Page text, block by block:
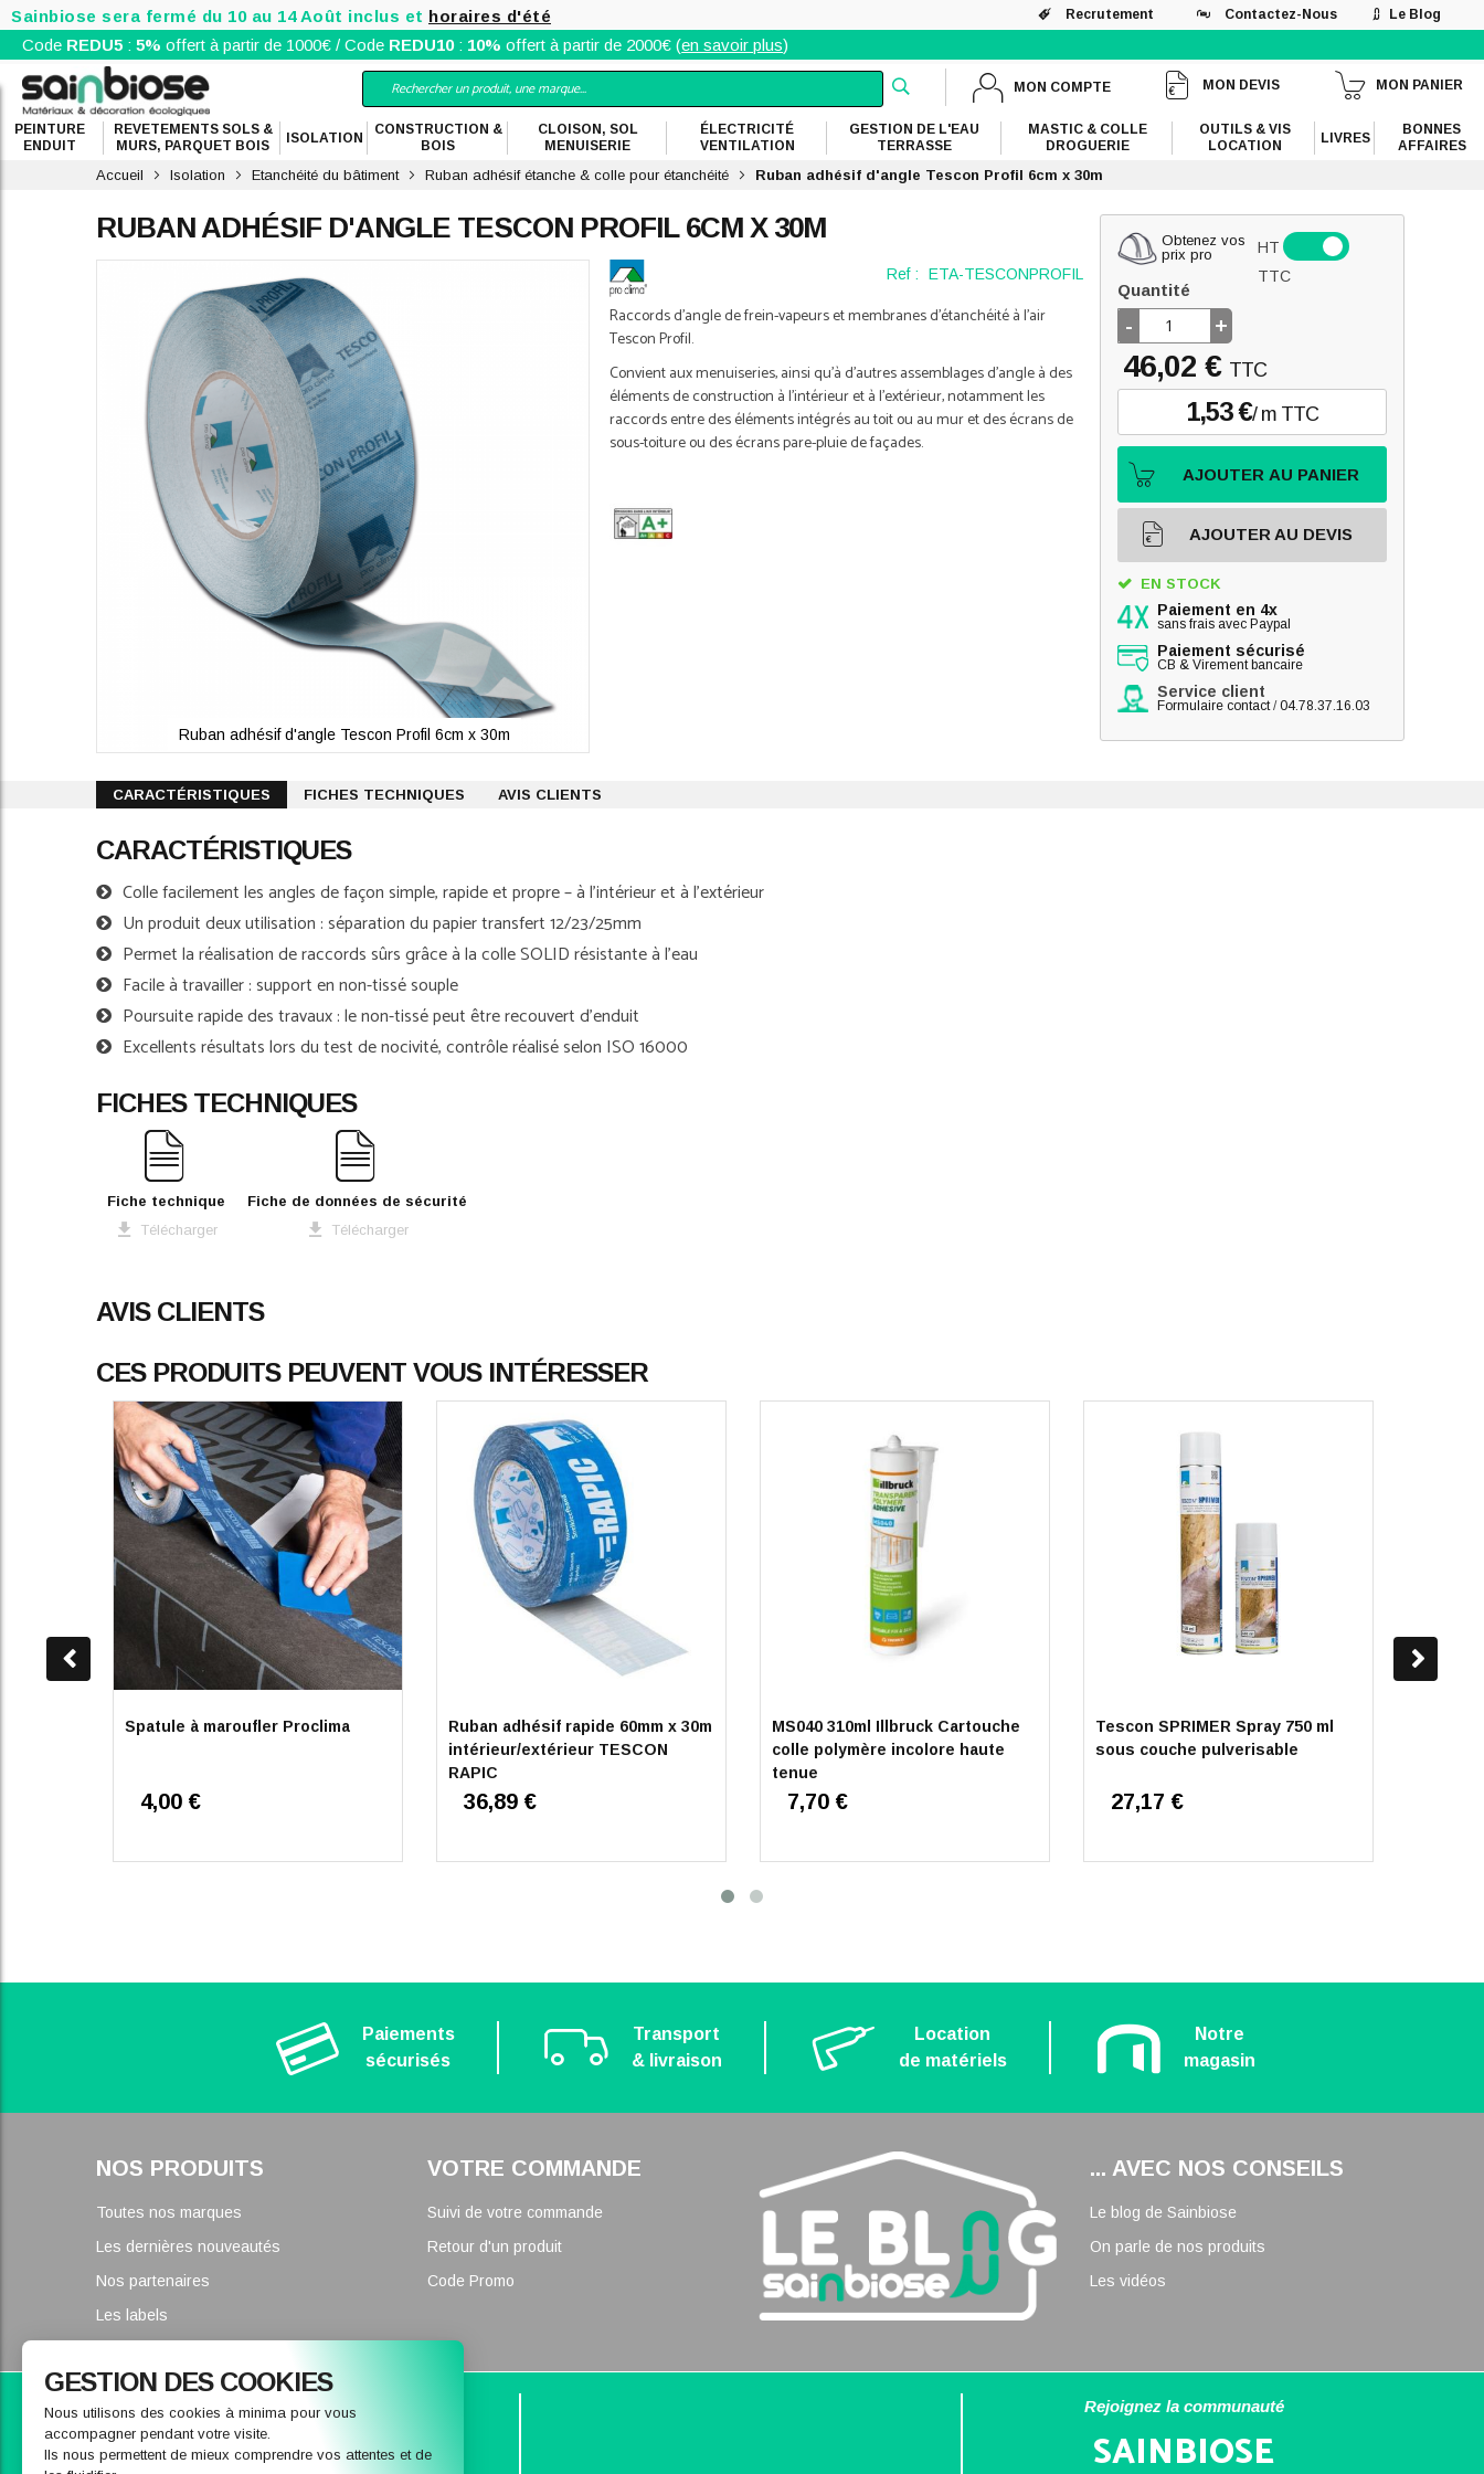
Sainbiose sera fermé du 10 au 14 Août inclus et horaires d'été Recrutement Contactez-Nous Le Blog
Code REDU5 :5% offert à partir de 1000€ / Code REDU10: 10% offert à partir de 2000€ (en savoir plus)
MON COMPTE MON DEVIS MON PANIER
PEINTURE
ENDUIT
REVETEMENTS SOLS &
MURS, PARQUET BOIS
ISOLATION
CONSTRUCTION &
BOIS
CLOISON, SOL
MENUISERIE
ÉLECTRICITÉ
VENTILATION
GESTION DE L'EAU
TERRASSE
MASTIC & COLLE
DROGUERIE
OUTILS & VIS
LOCATION
LIVRES
BONNES
AFFAIRES
Accueil Isolation Etanchéité du bâtiment Ruban adhésif étanche & colle pour étanchéité Ruban adhésif d'angle Tescon Profil 6cm x 30m
RUBAN ADHÉSIF D'ANGLE TESCON PROFIL 6CM X 30M
Ref : ETA-TESCONPROFIL
Raccords d'angle de frein-vapeurs et membranes d'étanchéité à l'air
Tescon Profil.
Convient aux menuiseries, ainsi qu'à d'autres assemblages d'angle à des
éléments de construction à l'intérieur et à l'extérieur, notamment les
raccords entre des éléments intégrés au toit ou au mur et des écrans de
sous-toiture ou des écrans pare-pluie de façades.
Ruban adhésif d'angle Tescon Profil 6cm x 30m
to
the
of
images
Obtenez vos
prix pro
HT
TTC
Quantité
- +
46,02 € TTC
1,53 €/ m TTC
AJOUTER AU PANIER
AJOUTER AU DEVIS
EN STOCK
Paiement en 4x
sans frais avec Paypal
Paiement sécurisé
CB & Virement bancaire
Service client
Formulaire contact/04.78.37.16.03
CARACTÉRISTIQUES FICHES TECHNIQUES AVIS CLIENTS
CARACTÉRISTIQUES
Colle facilement les angles de façon simple, rapide et propre – à l'intérieur et à l'extérieur
Un produit deux utilisation : séparation du papier transfert 12/23/25mm
Permet la réalisation de raccords sûrs grâce à la colle SOLID résistante à l'eau
Facile à travailler : support en non-tissé souple
Poursuite rapide des travaux : le non-tissé peut être recouvert d'enduit
Excellents résultats lors du test de nocivité, contrôle réalisé selon ISO 16000
FICHES TECHNIQUES
Fiche technique
Télécharger
Fiche de données de sécurité
Télécharger
AVIS CLIENTS
CES PRODUITS PEUVENT VOUS INTÉRESSER
Spatule à maroufler Proclima
4,00 €
Ruban adhésif rapide 60mm x 30m
intérieur/extérieur TESCON
RAPIC
36,89 €
MS040 310ml Illbruck Cartouche
colle polymère incolore haute
tenue
7,70 €
Tescon SPRIMER Spray 750 ml
sous couche pulverisable
27,17 €
Paiements
sécurisés
Transport
& livraison
Location
de matériels
Notre
magasin
NOS PRODUITS
Toutes nos marques
Les dernières nouveautés
Nos partenaires
Les labels
VOTRE COMMANDE
Suivi de votre commande
Retour d'un produit
Code Promo
... AVEC NOS CONSEILS
Le blog de Sainbiose
On parle de nos produits
Les vidéos
Parce que nous pouvons vous conseiller
CONTACTEZ-NOUS
Rejoignez la communauté
SAINBIOSE
GESTION DES COOKIES
Nous utilisons des cookies à minima pour vous
accompagner pendant votre visite.
Ils nous permettent de mieux comprendre vos attentes et de